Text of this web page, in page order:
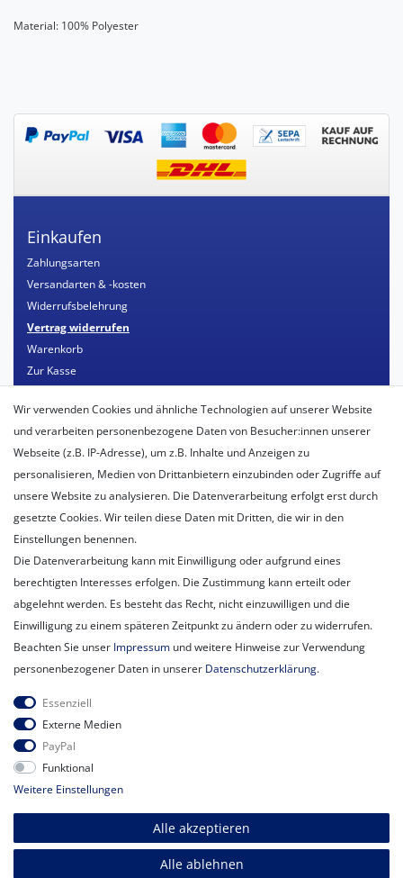
Material: 100% Polyester
Einkaufen
Zahlungsarten
Versandarten & -kosten
Widerrufsbelehrung
Vertrag widerrufen
Warenkorb
Zur Kasse
Mein Konto
Registrieren
Login
Unternehmen
Newsletter
Newsletter
Honig
Hiermit bestätige ich, dass ich die
Meine Einwilligung kann ich jederzeit widerrufen.**
Abonnieren
** Hierbei handelt es sich um ein Pflichtfeld.
Wir verwenden Cookies und ähnliche Technologien auf unserer Website
und verarbeiten personenbezogene Daten von Besucher:innen unserer
Webseite (z.B. IP-Adresse), um z.B. Inhalte und Anzeigen zu
personalisieren, Medien von Drittanbietern einzubinden oder Zugriffe auf
unsere Website zu analysieren. Die Datenverarbeitung erfolgt erst durch
gesetzte Cookies. Wir teilen diese Daten mit Dritten, die wir in den
Einstellungen benennen.
Die Datenverarbeitung kann mit Einwilligung oder aufgrund eines
berechtigten Interesses erfolgen. Die Zustimmung kann erteilt oder
abgelehnt werden. Es besteht das Recht, nicht einzuwilligen und die
Einwilligung zu einem späteren Zeitpunkt zu ändern oder zu widerrufen.
Beachten Sie unser Impressum und weitere Hinweise zur Verwendung
personenbezogener Daten in unserer Daten­schutz­erklärung.
Essenziell
Externe Medien
PayPal
Funktional
Weitere Einstellungen
Alle akzeptieren
Alle ablehnen